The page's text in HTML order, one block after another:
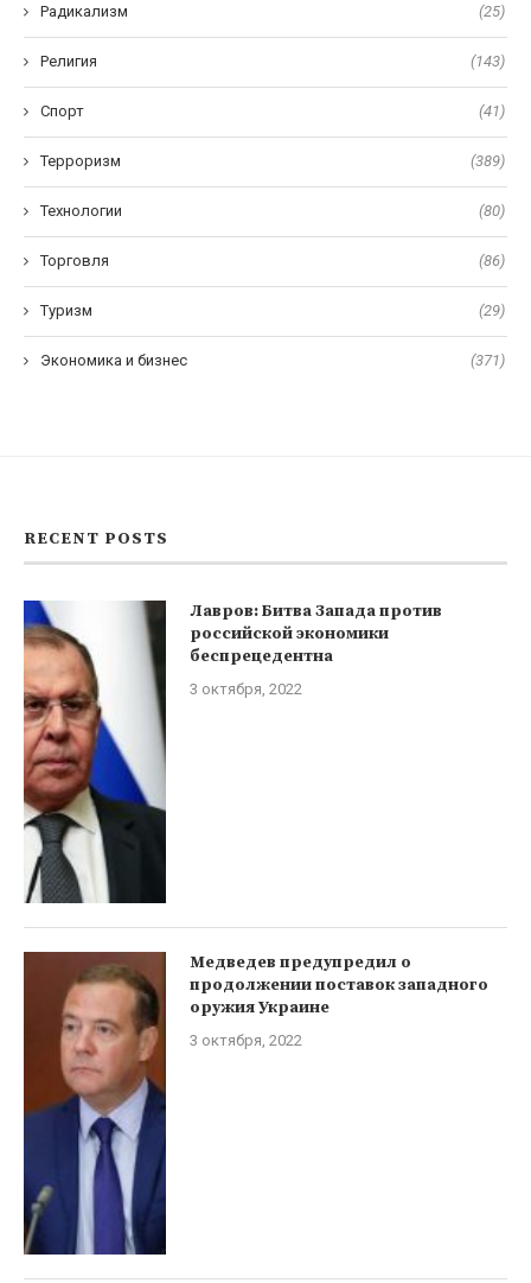
Радикализм (25)
Религия (143)
Спорт (41)
Терроризм (389)
Технологии (80)
Торговля (86)
Туризм (29)
Экономика и бизнес (371)
RECENT POSTS
Лавров: Битва Запада против
российской экономики
беспрецедентна
3 октября, 2022
Медведев предупредил о
продолжении поставок западного
оружия Украине
3 октября, 2022